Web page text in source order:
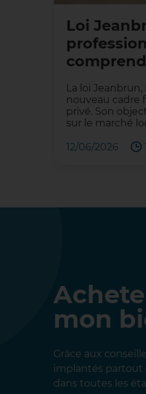
Loi
La loi
nouveau cadre
privé. Son
sur le marché
12/06/2026
mon
Grâce aux
implantés partout
dans toutes les